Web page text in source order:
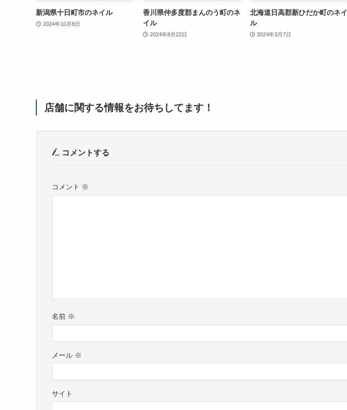
新潟県十日町市のネイル
2024年10月8日
香川県仲多度郡まんのう町のネ
イル
2024年8月22日
北海道日高郡新ひだか町のネイ
ル
2024年3月7日
店舗に関する情報をお待ちしてます！
コメントする
コメント ※
名前 ※
メール ※
サイト